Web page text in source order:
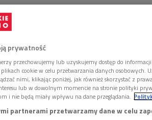
prywatność
przechowujemy lub uzyskujemy dostęp do
cookie w celu przetwarzania danych osobowych.
nimi, klikając poniżej, jak również skorzystać z
lub w dowolnym momencie na stronie polityki
i nie będą miały wpływu na dane przeglądania.
partnerami przetwarzamy dane w celu